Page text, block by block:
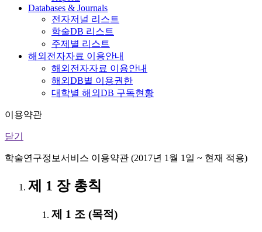
Databases & Journals
전자저널 리스트
학술DB 리스트
주제별 리스트
해외전자자료 이용안내
해외전자자료 이용안내
해외DB별 이용권한
대학별 해외DB 구독현황
이용약관
닫기
학술연구정보서비스 이용약관 (2017년 1월 1일 ~ 현재 적용)
제 1 장 총칙
제 1 조 (목적)